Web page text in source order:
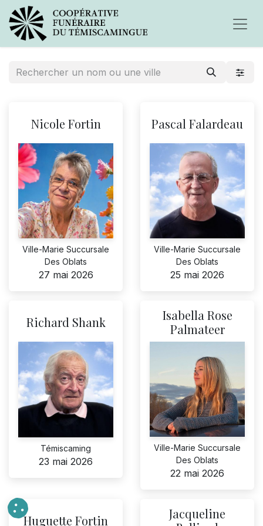
Nicole Fortin
Ville-Marie Succursale
Des Oblats
27 mai 2026
Pascal Falardeau
Ville-Marie Succursale
Des Oblats
25 mai 2026
Richard Shank
Témiscaming
23 mai 2026
Isabella Rose
Palmateer
Ville-Marie Succursale
Des Oblats
22 mai 2026
Huguette Fortin
Jacqueline